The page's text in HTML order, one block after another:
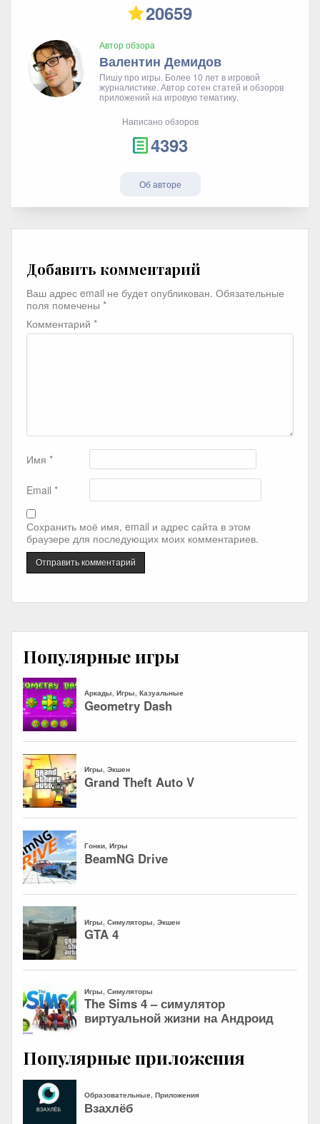
20659
Автор обзора
Валентин Демидов
Пишу про игры. Более 10 лет в игровой
журналистике. Автор сотен статей и обзоров
приложений на игровую тематику.
Написано обзоров
4393
Об авторе
Добавить комментарий
Ваш адрес email не будет опубликован. Обязательные
поля помечены *
Комментарий *
Имя *
Email *
Сохранить моё имя, email и адрес сайта в этом
браузере для последующих моих комментариев.
Популярные игры
Популярные приложения